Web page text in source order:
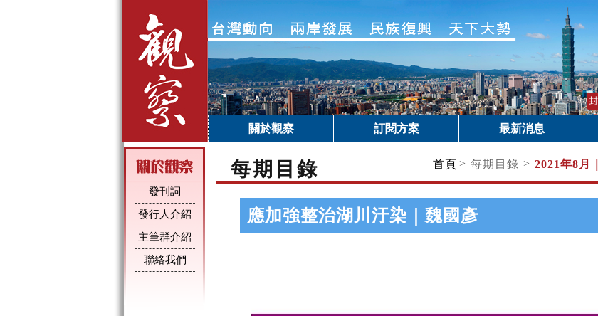
關於觀察 訂閱方案 最新消息
發刊詞
發行人介紹
主筆群介紹
聯絡我們
每期目錄 首頁 > 每期目錄 > 2021年8月｜
應加強整治湖川汙染｜魏國彥